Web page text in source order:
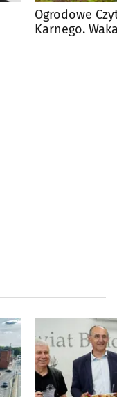
Ogrodowe
Karnego.